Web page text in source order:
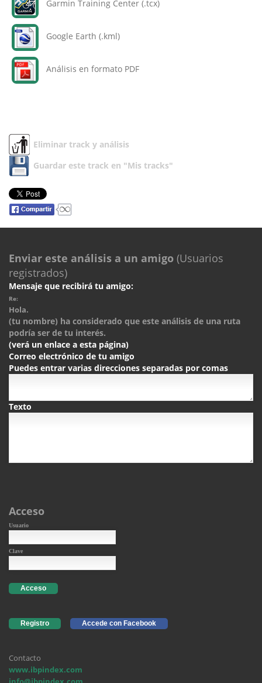
Garmin Training Center (.tcx)
Google Earth (.kml)
Análisis en formato PDF
Eliminar track y análisis
Guardar este track en "Mis tracks"
Enviar este análisis a un amigo (Usuarios
registrados)
Mensaje que recibirá tu amigo:
Re:
Hola.
(tu nombre) ha considerado que este análisis de una ruta
podría ser de tu interés.
(verá un enlace a esta página)
Correo electrónico de tu amigo
Puedes entrar varias direcciones separadas por comas
Texto
Acceso
Usuario
Clave
Acceso
Registro Accede con Facebook
Contacto
www.ibpindex.com